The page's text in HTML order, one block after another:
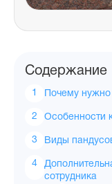
Содержание
Почему
Особенности
Виды
сотрудника